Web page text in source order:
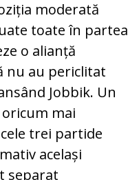
moderată
toate în partea
o alianță
nu au periclitat
Jobbik. Un
mai
trei partide
același
separat